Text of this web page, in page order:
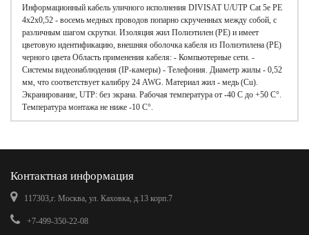
Информационный кабель уличного исполнения DIVISAT U/UTP Cat 5e PE
4х2х0,52 - восемь медных проводов попарно скрученных между собой, с
различным шагом скрутки. Изоляция жил Полиэтилен (РЕ) и имеет
цветовую идентификацию, внешняя оболочка кабеля из Полиэтилена (PE)
черного цвета Область применения кабеля: - Компьютерные сети. -
Системы видеонаблюдения (IP-камеры) - Телефония. Диаметр жилы - 0,52
мм, что соответствует калибру 24 AWG. Материал жил - медь (Cu).
Экранирование, UTP: без экрана. Рабочая температура от -40 С до +50 C°.
Температура монтажа не ниже -10 С°.
Контактная информация
117303,г. Москва, ул. Каховка, д.13 корп.7
+7-499-350-22-08